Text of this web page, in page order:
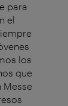
para
el
los
que